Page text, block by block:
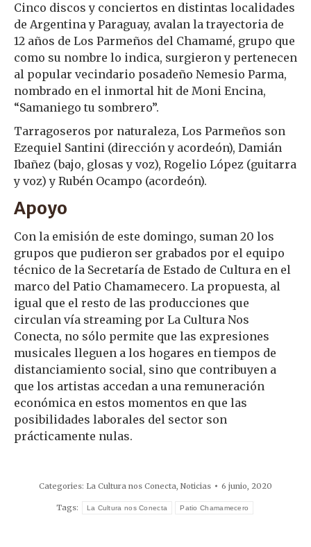
Cinco discos y conciertos en distintas localidades
de Argentina y Paraguay, avalan la trayectoria de
12 años de Los Parmeños del Chamamé, grupo que
como su nombre lo indica, surgieron y pertenecen
al popular vecindario posadeño Nemesio Parma,
nombrado en el inmortal hit de Moni Encina,
“Samaniego tu sombrero”.
Tarragoseros por naturaleza, Los Parmeños son
Ezequiel Santini (dirección y acordeón), Damián
Ibañez (bajo, glosas y voz), Rogelio López (guitarra
y voz) y Rubén Ocampo (acordeón).
Apoyo
Con la emisión de este domingo, suman 20 los
grupos que pudieron ser grabados por el equipo
técnico de la Secretaría de Estado de Cultura en el
marco del Patio Chamamecero. La propuesta, al
igual que el resto de las producciones que
circulan vía streaming por La Cultura Nos
Conecta, no sólo permite que las expresiones
musicales lleguen a los hogares en tiempos de
distanciamiento social, sino que contribuyen a
que los artistas accedan a una remuneración
económica en estos momentos en que las
posibilidades laborales del sector son
prácticamente nulas.
Categories: La Cultura nos Conecta, Noticias 6 junio, 2020
Tags: La Cultura nos Conecta Patio Chamamecero